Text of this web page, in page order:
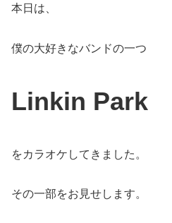
本日は、
僕の大好きなバンドの一つ
Linkin Park
をカラオケしてきました。
その一部をお見せします。